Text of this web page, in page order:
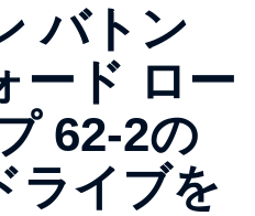
バトン
ード ロー
62-2の
ライブを